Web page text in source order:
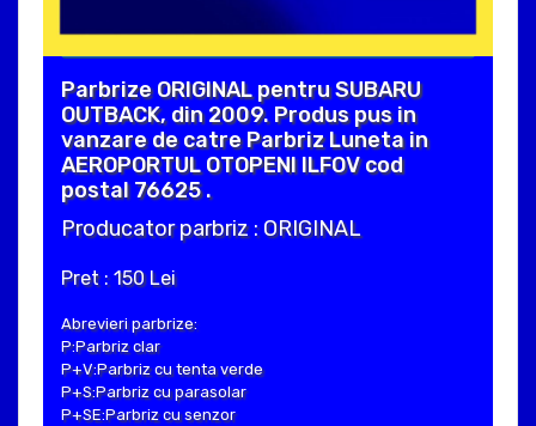
Parbrize ORIGINAL pentru SUBARU
OUTBACK, din 2009. Produs pus in
vanzare de catre Parbriz Luneta in
AEROPORTUL OTOPENI ILFOV cod
postal 76625 .
Producator parbriz : ORIGINAL
Pret : 150 Lei
Abrevieri parbrize:
P:Parbriz clar
P+V:Parbriz cu tenta verde
P+S:Parbriz cu parasolar
P+SE:Parbriz cu senzor